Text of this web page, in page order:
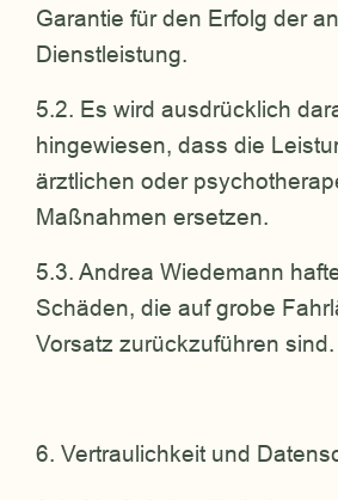
Garantie für den Erfolg der
Dienstleistung.
5.2. Es wird ausdrücklich
hingewiesen, dass die
ärztlichen oder
Maßnahmen ersetzen.
5.3. Andrea Wiedemann
Schäden, die auf grobe
Vorsatz zurückzuführen sind.
6. Vertraulichkeit und